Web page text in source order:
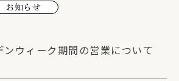
お知らせ
ンウィーク期間の営業について